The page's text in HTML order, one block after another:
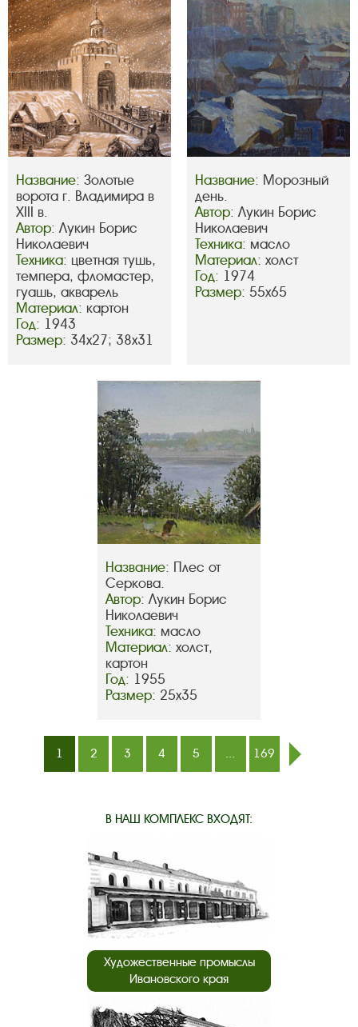
Название: Золотые
ворота г. Владимира в
XIII в.
Автор: Лукин Борис
Николаевич
Техника: цветная тушь,
темпера, фломастер,
гуашь, акварель
Материал: картон
Год: 1943
Размер: 34х27; 38х31
Название: Морозный
день.
Автор: Лукин Борис
Николаевич
Техника: масло
Материал: холст
Год: 1974
Размер: 55х65
Название: Плес от
Серкова.
Автор: Лукин Борис
Николаевич
Техника: масло
Материал: холст,
картон
Год: 1955
Размер: 25х35
1 2 3 4 5 ...
169
В НАШ КОМПЛЕКС ВХОДЯТ:
Художественные промыслы
Ивановского края